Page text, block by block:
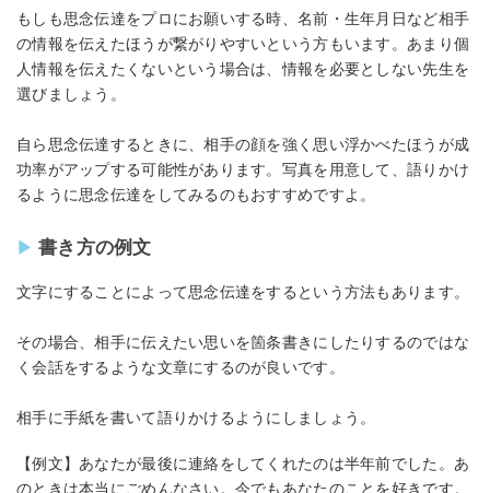
もしも思念伝達をプロにお願いする時、名前・生年月日など相手
の情報を伝えたほうが繋がりやすいという方もいます。あまり個
人情報を伝えたくないという場合は、情報を必要としない先生を
選びましょう。
自ら思念伝達するときに、相手の顔を強く思い浮かべたほうが成
功率がアップする可能性があります。写真を用意して、語りかけ
るように思念伝達をしてみるのもおすすめですよ。
書き方の例文
文字にすることによって思念伝達をするという方法もあります。
その場合、相手に伝えたい思いを箇条書きにしたりするのではな
く会話をするような文章にするのが良いです。
相手に手紙を書いて語りかけるようにしましょう。
【例文】あなたが最後に連絡をしてくれたのは半年前でした。あ
のときは本当にごめんなさい。今でもあなたのことを好きです。